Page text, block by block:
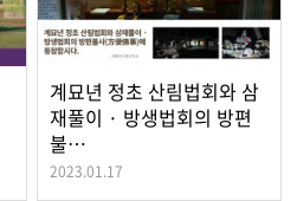
계묘년 정초 산림법회와 삼
재풀이 · 방생법회의 방편
불…
2023.01.17